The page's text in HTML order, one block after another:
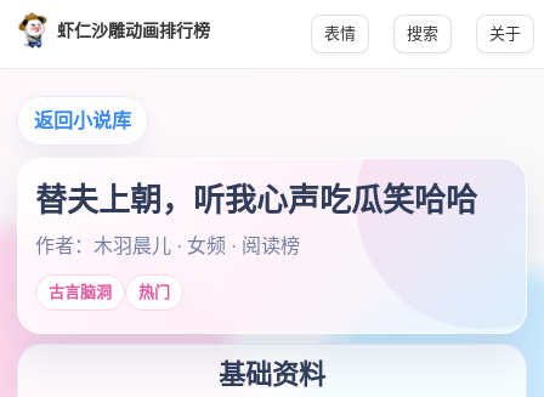
虾仁沙雕动画排行榜 表情 搜索 关于
返回小说库
替夫上朝，听我心声吃瓜笑哈哈
作者：木羽晨儿 · 女频 · 阅读榜
古言脑洞 热门
基础资料